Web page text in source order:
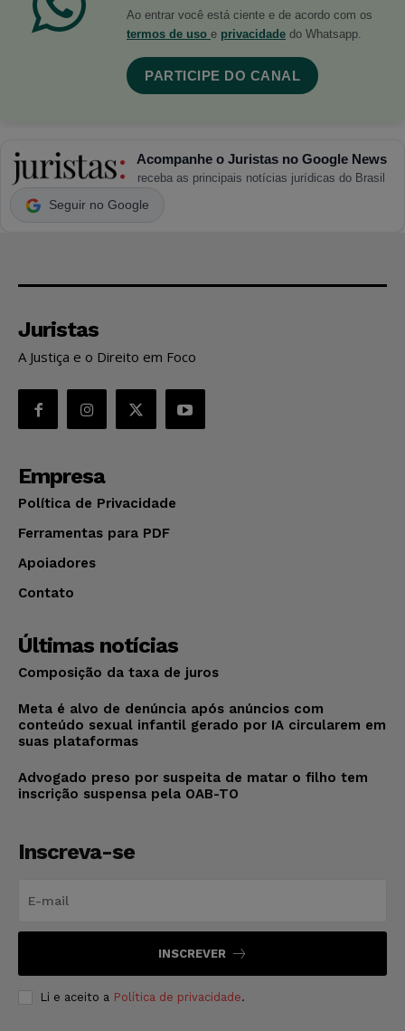
Ao entrar você está ciente e de acordo com os
termos de uso e privacidade do Whatsapp.
PARTICIPE DO CANAL
Acompanhe o Juristas no Google News
receba as principais notícias jurídicas do Brasil
Seguir no Google
Juristas
A Justiça e o Direito em Foco
Empresa
Política de Privacidade
Ferramentas para PDF
Apoiadores
Contato
Últimas notícias
Composição da taxa de juros
Meta é alvo de denúncia após anúncios com
conteúdo sexual infantil gerado por IA circularem em
suas plataformas
Advogado preso por suspeita de matar o filho tem
inscrição suspensa pela OAB-TO
Inscreva-se
INSCREVER
Li e aceito a Política de privacidade.